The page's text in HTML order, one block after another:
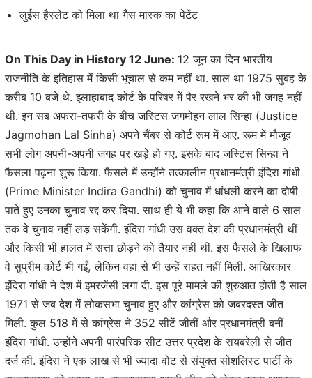
लुईस हैस्लेट को मिला था गैस मास्क का पेटेंट
On This Day in History 12 June: 12 जून का दिन भारतीय
राजनीति के इतिहास में किसी भूचाल से कम नहीं था. साल था 1975 सुबह के
करीब 10 बजे थे. इलाहाबाद कोर्ट के परिषर में पैर रखने भर की भी जगह नहीं
थी. इन सब अफरा-तफरी के बीच जस्टिस जगमोहन लाल सिन्हा (Justice
Jagmohan Lal Sinha) अपने चैंबर से कोर्ट रूम में आए. रूम में मौजूद
सभी लोग अपनी-अपनी जगह पर खड़े हो गए. इसके बाद जस्टिस सिन्हा ने
फैसला पढ़ना शुरू किया. फैसले में उन्होंने तत्कालीन प्रधानमंत्री इंदिरा गांधी
(Prime Minister Indira Gandhi) को चुनाव में धांधली करने का दोषी
पाते हुए उनका चुनाव रद्द कर दिया. साथ ही ये भी कहा कि आने वाले 6 साल
तक वे चुनाव नहीं लड़ सकेंगी. इंदिरा गांधी उस वक्त देश की प्रधानमंत्री थीं
और किसी भी हालत में सत्ता छोड़ने को तैयार नहीं थीं. इस फैसले के खिलाफ
वे सुप्रीम कोर्ट भी गईं, लेकिन वहां से भी उन्हें राहत नहीं मिली. आखिरकार
इंदिरा गांधी ने देश में इमरजेंसी लगा दी. इस पूरे मामले की शुरुआत होती है साल
1971 से जब देश में लोकसभा चुनाव हुए और कांग्रेस को जबरदस्त जीत
मिली. कुल 518 में से कांग्रेस ने 352 सीटें जीतीं और प्रधानमंत्री बनीं
इंदिरा गांधी. उन्होंने अपनी पारंपरिक सीट उत्तर प्रदेश के रायबरेली से जीत
दर्ज की. इंदिरा ने एक लाख से भी ज्यादा वोट से संयुक्त सोशलिस्ट पार्टी के